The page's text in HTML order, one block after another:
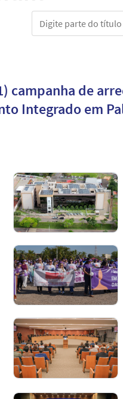
Digite parte do título
campanha de
Integrado em